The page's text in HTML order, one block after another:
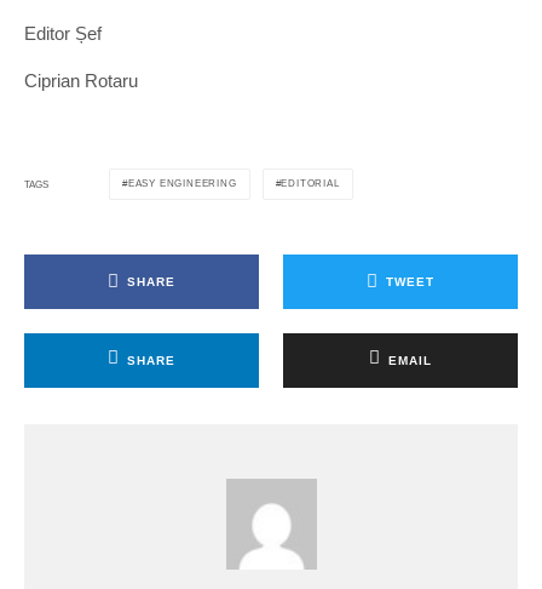
Editor Șef
Ciprian Rotaru
TAGS EASY ENGINEERING EDITORIAL
SHARE TWEET
SHARE EMAIL